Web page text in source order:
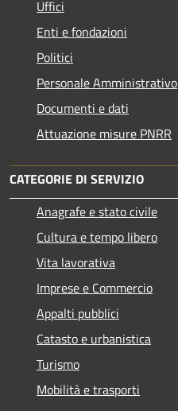
Uffici
Enti e fondazioni
Politici
Personale Amministrativo
Documenti e dati
Attuazione misure PNRR
CATEGORIE DI SERVIZIO
Anagrafe e stato civile
Cultura e tempo libero
Vita lavorativa
Imprese e Commercio
Appalti pubblici
Catasto e urbanistica
Turismo
Mobilità e trasporti